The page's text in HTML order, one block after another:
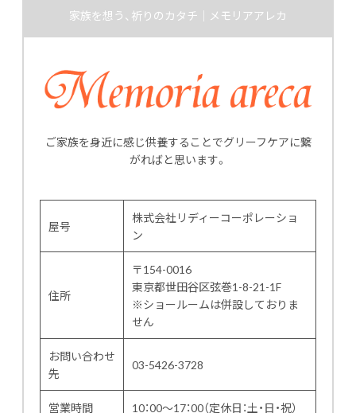
家族を想う、祈りのカタチ｜メモリアアレカ
ご家族を身近に感じ供養することでグリーフケアに繋
がればと思います。
屋号
株式会社リディーコーポレーショ
ン
住所
〒154-0016
東京都世田谷区弦巻1-8-21-1F
※ショールームは併設しておりま
せん
お問い合わせ
先
03-5426-3728
営業時間 10：00～17：00（定休日：土・日・祝）